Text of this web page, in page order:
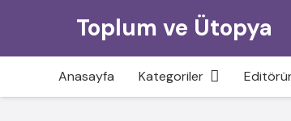
Toplum ve Ütopya
Anasayfa Kategoriler